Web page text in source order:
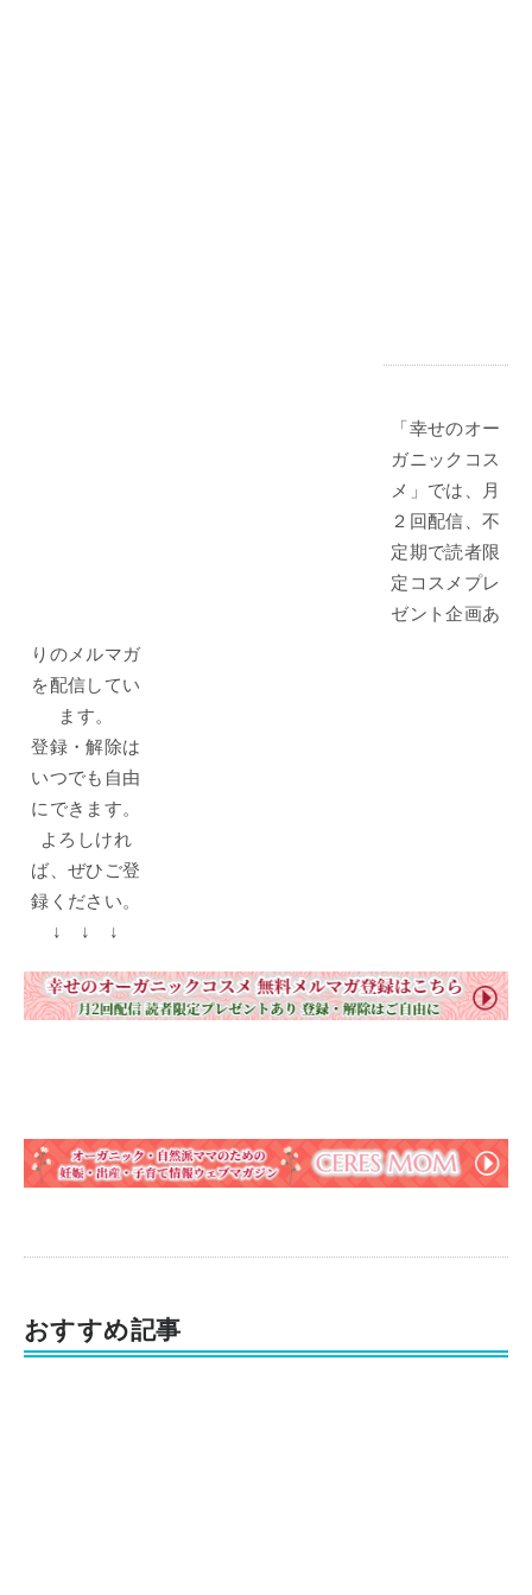
「幸せのオー
ガニックコス
メ」では、月
２回配信、不
定期で読者限
定コスメプレ
ゼント企画あ
りのメルマガ
を配信してい
ます。
登録・解除は
いつでも自由
にできます。
よろしけれ
ば、ぜひご登
録ください。
↓ ↓ ↓
おすすめ記事